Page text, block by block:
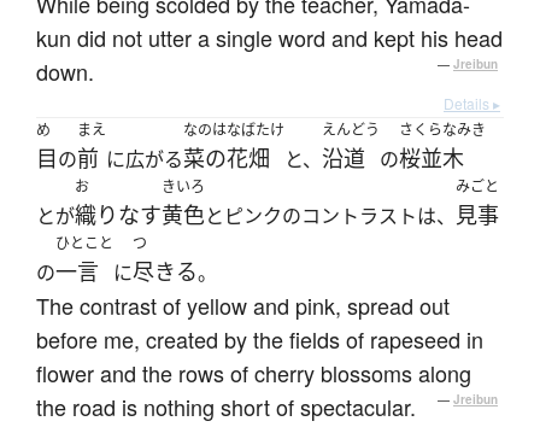
kun did not utter a single word and kept his head
down.
— Jreibun
Details ▸
め
目の
まえ
前 に広がる
なのはなばたけ
菜の花畑 と、
えんどう
沿道 の
さくらなみき
桜並木
とが
お
織りなす
きいろ
黄色とピンクのコントラストは、
みごと
見事
の
ひとこと
一言 に
つ
尽きる。
The contrast of yellow and pink, spread out
before me, created by the fields of rapeseed in
flower and the rows of cherry blossoms along
the road is nothing short of spectacular.
— Jreibun